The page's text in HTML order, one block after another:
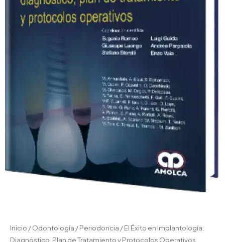
Inicio /Odontología /Periodoncia / El Éxito en Implantología:
Diagnóstico, Plan de Tratamiento y Protocolos Operativos